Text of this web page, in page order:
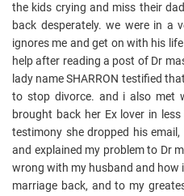
the kids crying and miss their
back desperately. we were in a
ignores me and get on with his
help after reading a post of Dr
lady name SHARRON testified
to stop divorce. and i also met
brought back her Ex lover in
testimony she dropped his
and explained my problem to Dr
wrong with my husband and how
marriage back, and to my